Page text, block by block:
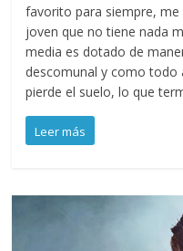
favorito para siempre,
joven que no tiene nada
media es dotado de
descomunal y como todo
pierde el suelo, lo que
Leer más